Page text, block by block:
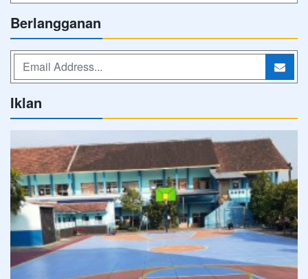
Berlangganan
Iklan